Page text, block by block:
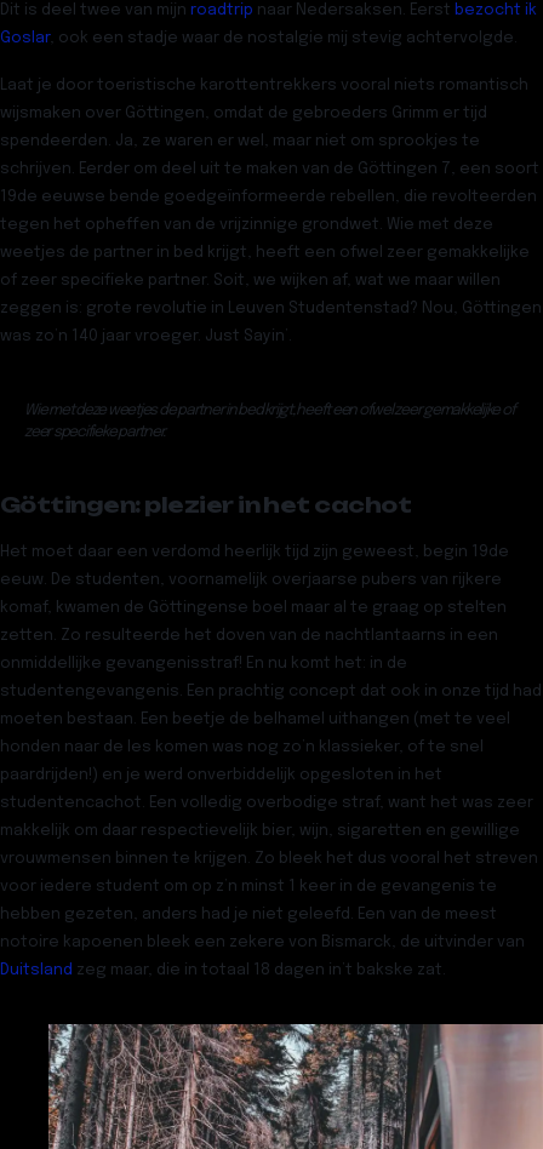
Dit is deel twee van mijn roadtrip naar Nedersaksen. Eerst bezocht ik
Goslar, ook een stadje waar de nostalgie mij stevig achtervolgde.
Laat je door toeristische karottentrekkers vooral niets romantisch
wijsmaken over Göttingen, omdat de gebroeders Grimm er tijd
spendeerden. Ja, ze waren er wel, maar niet om sprookjes te
schrijven. Eerder om deel uit te maken van de Göttingen 7, een soort
19de eeuwse bende goedgeïnformeerde rebellen, die revolteerden
tegen het opheffen van de vrijzinnige grondwet. Wie met deze
weetjes de partner in bed krijgt, heeft een ofwel zeer gemakkelijke
of zeer specifieke partner. Soit, we wijken af, wat we maar willen
zeggen is: grote revolutie in Leuven Studentenstad? Nou, Göttingen
was zo’n 140 jaar vroeger. Just Sayin’.
Wie met deze weetjes de partner in bed krijgt, heeft een ofwel zeer gemakkelijke of
zeer specifieke partner.
Göttingen: plezier in het cachot
Het moet daar een verdomd heerlijk tijd zijn geweest, begin 19de
eeuw. De studenten, voornamelijk overjaarse pubers van rijkere
komaf, kwamen de Göttingense boel maar al te graag op stelten
zetten. Zo resulteerde het doven van de nachtlantaarns in een
onmiddellijke gevangenisstraf! En nu komt het: in de
studentengevangenis. Een prachtig concept dat ook in onze tijd had
moeten bestaan. Een beetje de belhamel uithangen (met te veel
honden naar de les komen was nog zo’n klassieker, of te snel
paardrijden!) en je werd onverbiddelijk opgesloten in het
studentencachot. Een volledig overbodige straf, want het was zeer
makkelijk om daar respectievelijk bier, wijn, sigaretten en gewillige
vrouwmensen binnen te krijgen. Zo bleek het dus vooral het streven
voor iedere student om op z’n minst 1 keer in de gevangenis te
hebben gezeten, anders had je niet geleefd. Een van de meest
notoire kapoenen bleek een zekere von Bismarck, de uitvinder van
Duitsland zeg maar, die in totaal 18 dagen in’t bakske zat.